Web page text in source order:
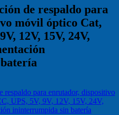
de respaldo para
móvil óptico Cat,
12V, 15V, 24V,
respaldo para enrutador, dispositivo
UPS, 5V, 9V, 12V, 15V, 24V,
ininterrumpida sin batería